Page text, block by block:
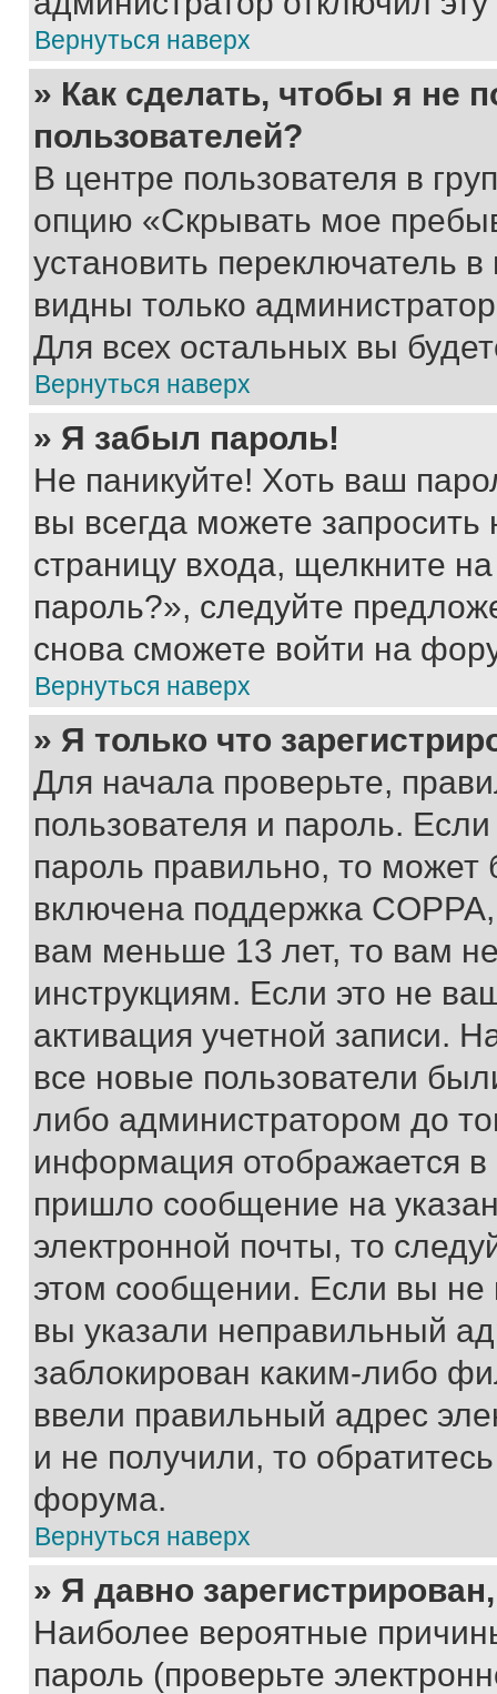
Вернуться наверх
» Как сделать, чтобы я не
пользователей?
В центре пользователя в
опцию «Скрывать мое
установить переключатель
видны только
Для всех остальных вы
Вернуться наверх
» Я забыл пароль!
Не паникуйте! Хоть ваш
вы всегда можете
страницу входа, щелкните
пароль?», следуйте
снова сможете войти на
Вернуться наверх
» Я только что
Для начала проверьте,
пользователя и пароль.
пароль правильно, то может
включена поддержка
вам меньше 13 лет, то вам
инструкциям. Если это не
активация учетной записи.
все новые пользователи
либо администратором до
информация отображается
пришло сообщение на
электронной почты, то
этом сообщении. Если вы
вы указали неправильный
заблокирован каким-либо
ввели правильный адрес
и не получили, то
форума.
Вернуться наверх
» Я давно
Наиболее вероятные
пароль (проверьте